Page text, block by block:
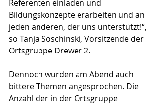
Referenten einladen und
Bildungskonzepte erarbeiten und an
jeden anderen, der uns unterstützt!“,
so Tanja Soschinski, Vorsitzende der
Ortsgruppe Drewer 2.
Dennoch wurden am Abend auch
bittere Themen angesprochen. Die
Anzahl der in der Ortsgruppe